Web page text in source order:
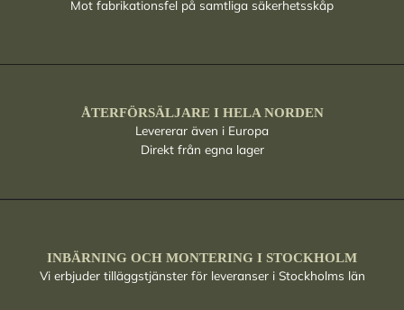
Mot fabrikationsfel på samtliga säkerhetsskåp
ÅTERFÖRSÄLJARE I HELA NORDEN
Levererar även i Europa
Direkt från egna lager
INBÄRNING OCH MONTERING I STOCKHOLM
Vi erbjuder tilläggstjänster för leveranser i Stockholms län